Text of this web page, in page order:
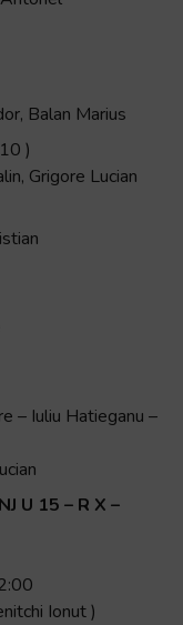
Balan Marius
)
Grigore Lucian
– Iuliu Hatieganu –
U 15 – R X –
Ionut )